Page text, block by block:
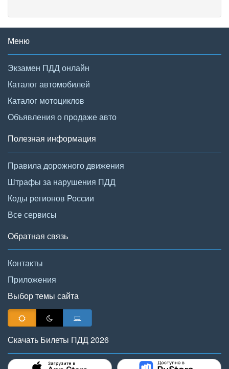
Меню
Экзамен ПДД онлайн
Каталог автомобилей
Каталог мотоциклов
Объявления о продаже авто
Полезная информация
Правила дорожного движения
Штрафы за нарушения ПДД
Коды регионов России
Все сервисы
Обратная связь
Контакты
Приложения
Выбор темы сайта
Скачать Билеты ПДД 2026